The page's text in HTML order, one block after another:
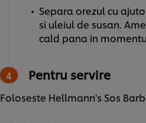
Separa orezul cu
si uleiul de susan.
cald pana in
Pentru servire
Foloseste Hellmann's Sos